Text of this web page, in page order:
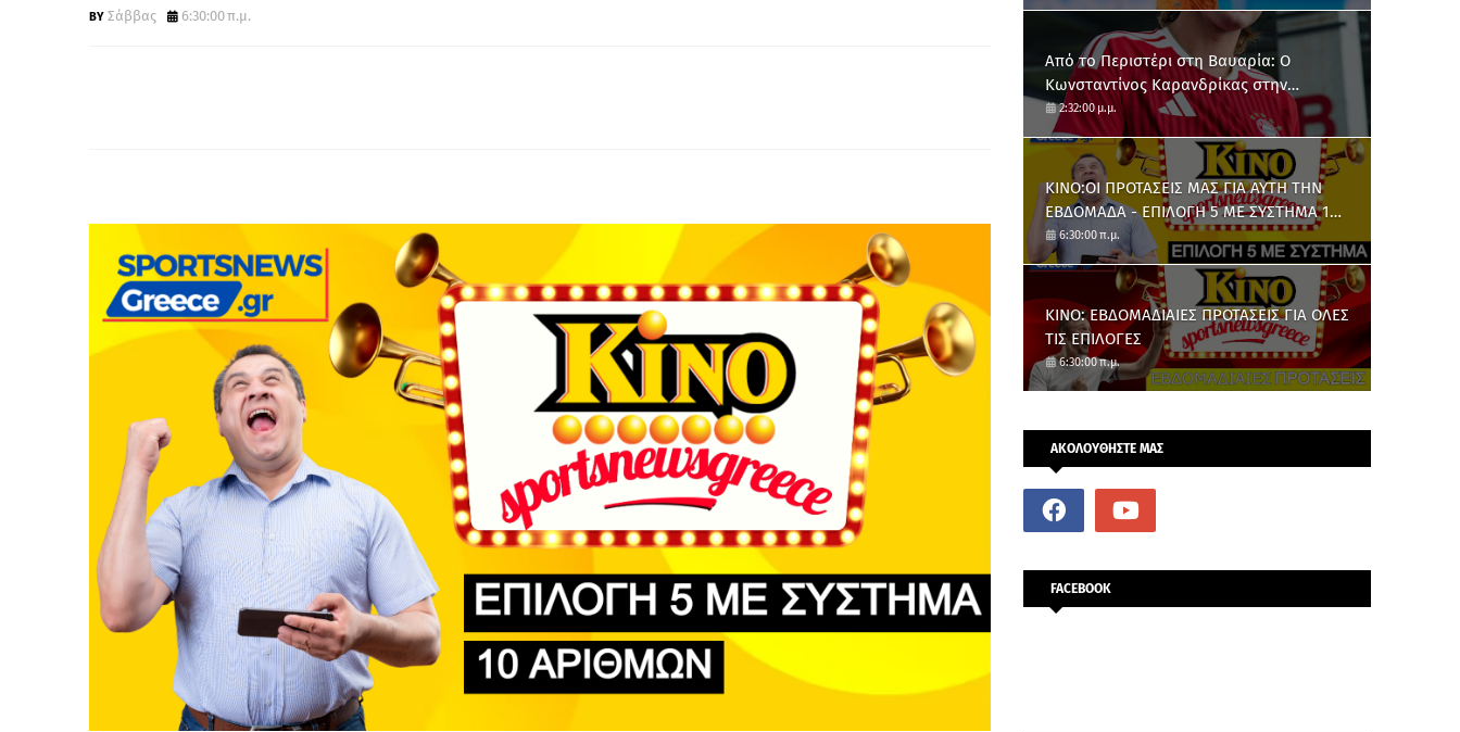
Σάββας 6:30:00 π.μ.
Από το Περιστέρι στη Βαυαρία: O
Κωνσταντίνος Καρανδρίκας στην
Μπάγερν Μονάχου
2:32:00 μ.μ.
ΚΙΝΟ:ΟΙ ΠΡΟΤΑΣΕΙΣ ΜΑΣ ΓΙΑ ΑΥΤΗ ΤΗΝ
ΕΒΔΟΜΑΔΑ - ΕΠΙΛΟΓΗ 5 ΜΕ ΣΥΣΤΗΜΑ 10
ΑΡΙΘΜΩΝ
6:30:00 π.μ.
ΚΙΝΟ: ΕΒΔΟΜΑΔΙΑΙΕΣ ΠΡΟΤΑΣΕΙΣ ΓΙΑ ΟΛΕΣ
ΤΙΣ ΕΠΙΛΟΓΕΣ
6:30:00 π.μ.
ΑΚΟΛΟΥΘΗΣΤΕ ΜΑΣ
FACEBOOK